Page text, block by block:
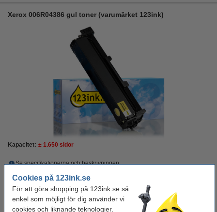
Cookies på 123ink.se
För att göra shopping på 123ink.se så
enkel som möjligt för dig använder vi
cookies och liknande teknologier.
Xerox 006R04386 gul toner (varumärket 123ink)
Kapacitet: ± 1.650 sidor
Se specifikationerna och beskrivningen
med varumärket 123ink!
Beställ nu så skickar vi på måndag!
575 kr Beställ